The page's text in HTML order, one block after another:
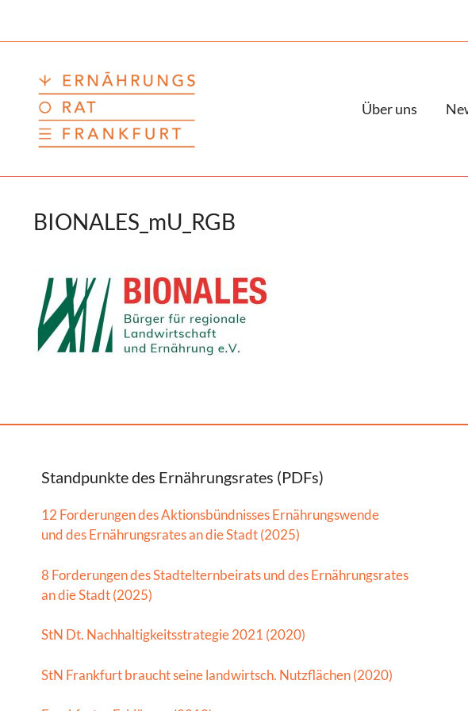
Über uns
BIONALES_mU_RGB
Standpunkte des Ernährungsrates (PDFs)
12 Forderungen des Aktionsbündnisses Ernährungswende
und des Ernährungsrates an die Stadt (2025)
8 Forderungen des Stadtelternbeirats und des Ernährungsrates
an die Stadt (2025)
StN Dt. Nachhaltigkeitsstrategie 2021 (2020)
StN Frankfurt braucht seine landwirtsch. Nutzflächen (2020)